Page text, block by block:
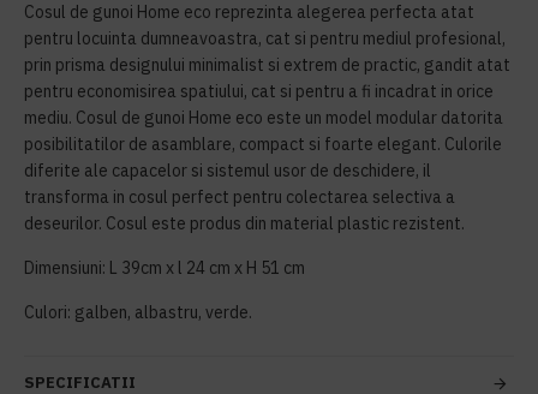
Cosul de gunoi Home eco reprezinta alegerea perfecta atat
pentru locuinta dumneavoastra, cat si pentru mediul profesional,
prin prisma designului minimalist si extrem de practic, gandit atat
pentru economisirea spatiului, cat si pentru a fi incadrat in orice
mediu. Cosul de gunoi Home eco este un model modular datorita
posibilitatilor de asamblare, compact si foarte elegant. Culorile
diferite ale capacelor si sistemul usor de deschidere, il
transforma in cosul perfect pentru colectarea selectiva a
deseurilor. Cosul este produs din material plastic rezistent.
Dimensiuni: L 39cm x l 24 cm x H 51 cm
Culori: galben, albastru, verde.
SPECIFICATII